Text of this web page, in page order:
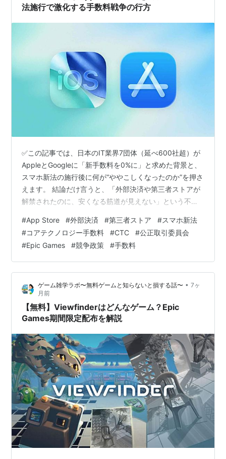
法施行で激化する手数料戦争の行方
✅この記事では、日本のIT業界7団体（延べ600社超）が
AppleとGoogleに「新手数料を0%に」と求めた背景と、
スマホ新法の施行後に何が“ややこしくなったのか”を押さ
えます。 結論だけ言うと、「外部決済や第三者ストアが
解禁されたのに、安くなる筋道が見えない」という不満
なる筋道が見えない」というのは、現時点で示されてい
る制度設計に対する業界側の受け止めを指しており、価
格動向が確定した事実を述べるものではありません。 要
点まとめ：自由化したのに“安くならない”が火種 詳細解
説：スマホ新法で「できること」は増えた 詳細解説：
Appleの新手数…
#App Store #外部決済 #第三者ストア #スマホ新法
#コアテクノロジー手数料 #CTC #公正取引委員会
#Epic Games #競争政策 #手数料
ゲーム雑学ラボ〜無料ゲームと知らないと損する話〜 • 7ヶ
月前
【無料】Viewfinderはどんなゲーム？Epic
Games期間限定配布を解説